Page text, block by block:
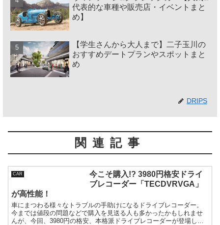
代表的な車種や販売店・イベントまと
め】
【学生さんから大人まで】二子玉川の
おすすめデートプランやスポットまと
め
DRIPS
関連記事
CAR
今こそ購入!? 3980円格安ドライ
ブレコーダー「TECDVRVGA」
が高性能！
車にまつわる様々なトラブルの手助けになるドライブレコーダー。
今までは値段の問題などで購入を見送る人も多かったかもしれませ
んが、今回、3980円の格安、本格派ドライブレコーダーが登場した